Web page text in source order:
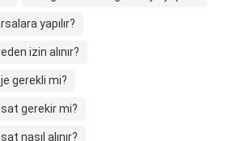
yapılır?
izin alınır?
gerekli mi?
gerekir mi?
nasıl alınır?